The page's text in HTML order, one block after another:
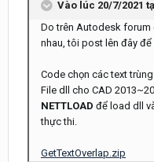
Vào lúc 20/7/2021
Do trên Autodesk forum
nhau, tôi post lên đây để
Code chọn các text trùng
File dll cho CAD
NETTLOAD để load dll
thực thi.
GetTextOverlap.zip